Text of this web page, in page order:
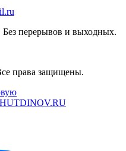
перерывов и выходных.
права защищены.